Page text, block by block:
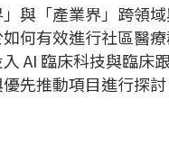
與「產業界」跨領
何有效進行社區醫
AI 臨床科技與臨床
先推動項目進行探討